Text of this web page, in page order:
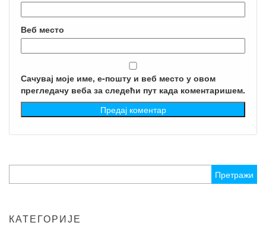
Веб место
Сачувај моје име, е-пошту и веб место у овом
прегледачу веба за следећи пут када коментаришем.
за:
КАТЕГОРИЈЕ